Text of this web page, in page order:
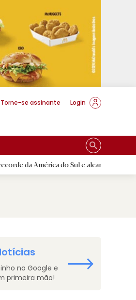
Torne-se assinante Login
do Sul e alcança segunda melhor
na Google e
primeira mão!